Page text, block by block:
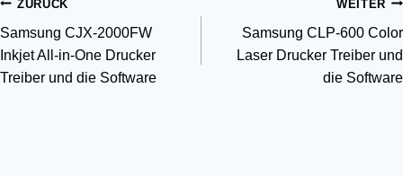
Beitragsnavigation
ZURÜCK
Samsung CJX-2000FW
Inkjet All-in-One Drucker
Treiber und die Software
WEITER
Samsung CLP-600 Color
Laser Drucker Treiber und
die Software